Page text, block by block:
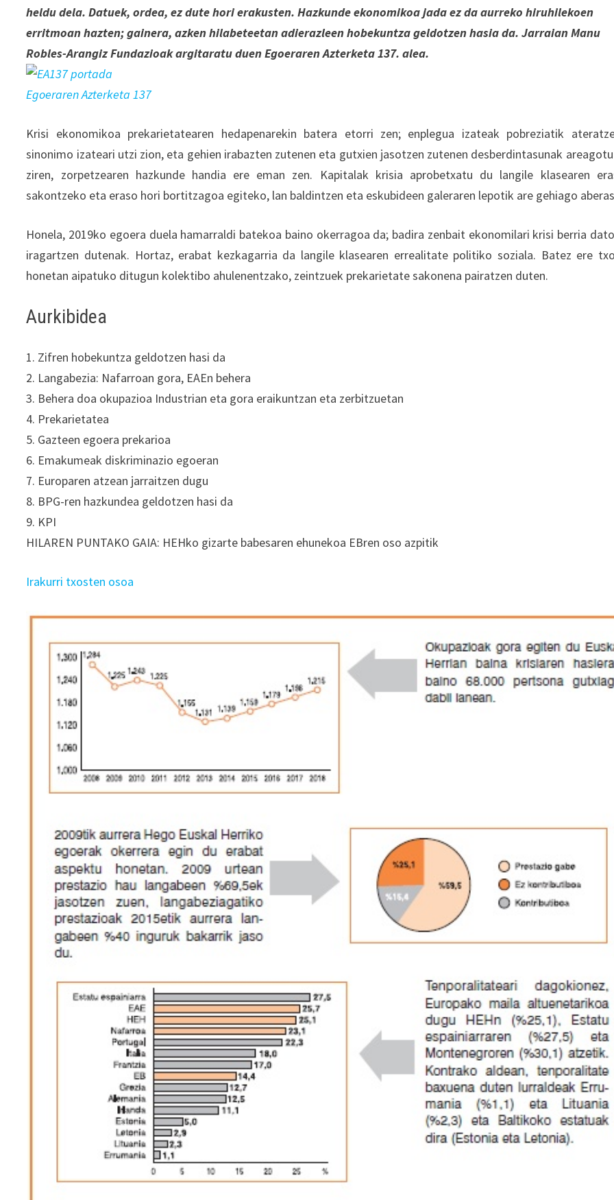
heldu dela. Datuek, ordea, ez dute hori erakusten. Hazkunde ekonomikoa jada ez da aurreko hiruhilekoen
erritmoan hazten; gainera, azken hilabeteetan adierazleen hobekuntza geldotzen hasia da. Jarraian Manu
Robles-Arangiz Fundazioak argitaratu duen Egoeraren Azterketa 137. alea.
Egoeraren Azterketa 137
Krisi ekonomikoa prekarietatearen hedapenarekin batera etorri zen; enplegua izateak pobreziatik
sinonimo izateari utzi zion, eta gehien irabazten zutenen eta gutxien jasotzen zutenen desberdintasunak
ziren, zorpetzearen hazkunde handia ere eman zen. Kapitalak krisia aprobetxatu du langile klasearen
sakontzeko eta eraso hori bortitzagoa egiteko, lan baldintzen eta eskubideen galeraren lepotik are gehiago
Honela, 2019ko egoera duela hamarraldi batekoa baino okerragoa da; badira zenbait ekonomilari krisi berria
iragartzen dutenak. Hortaz, erabat kezkagarria da langile klasearen errealitate politiko soziala. Batez ere
honetan aipatuko ditugun kolektibo ahulenentzako, zeintzuek prekarietate sakonena pairatzen duten.
Aurkibidea
1. Zifren hobekuntza geldotzen hasi da
2. Langabezia: Nafarroan gora, EAEn behera
3. Behera doa okupazioa Industrian eta gora eraikuntzan eta zerbitzuetan
4. Prekarietatea
5. Gazteen egoera prekarioa
6. Emakumeak diskriminazio egoeran
7. Europaren atzean jarraitzen dugu
8. BPG-ren hazkundea geldotzen hasi da
9. KPI
HILAREN PUNTAKO GAIA: HEHko gizarte babesaren ehunekoa EBren oso azpitik
Irakurri txosten osoa